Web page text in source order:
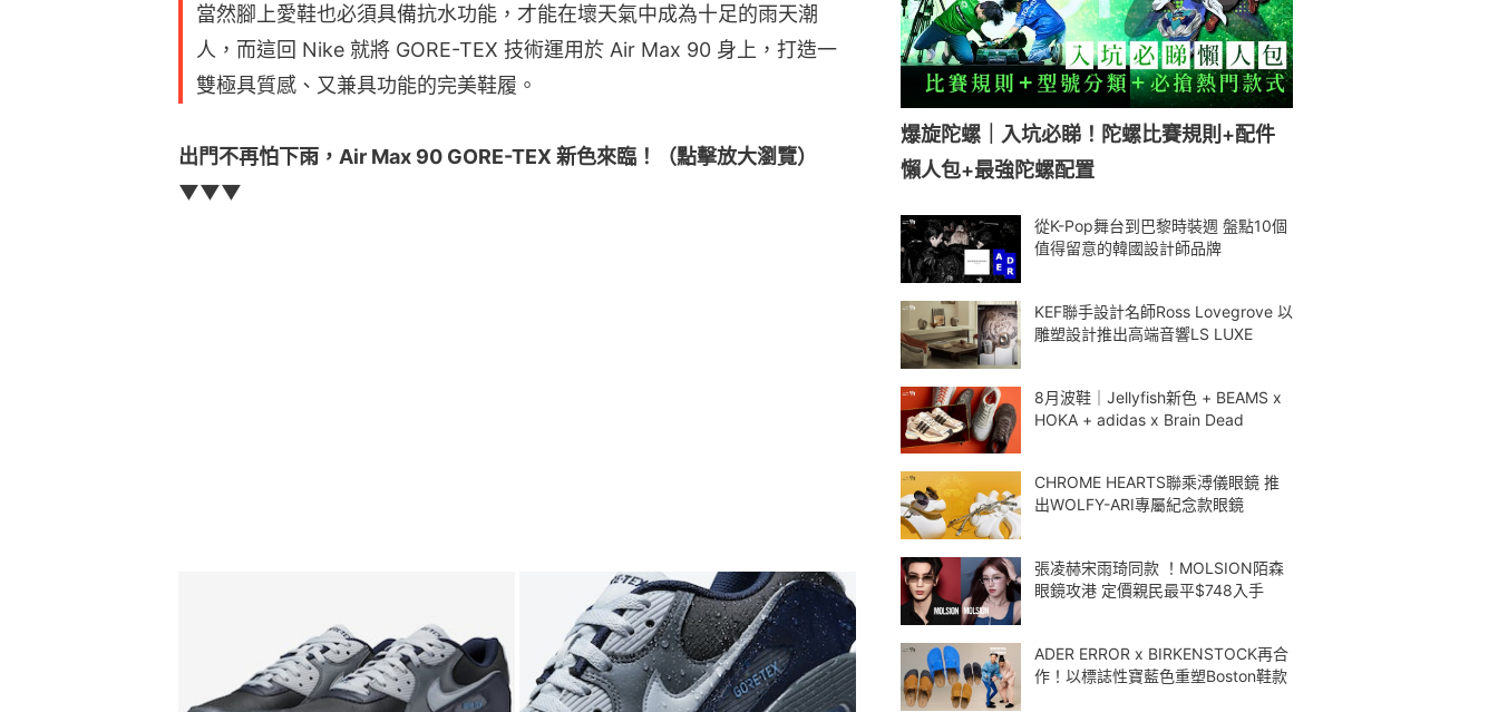
當然腳上愛鞋也必須具備抗水功能，才能在壞天氣中成為十足的雨天潮
人，而這回 Nike 就將 GORE-TEX 技術運用於 Air Max 90 身上，打造一
雙極具質感、又兼具功能的完美鞋履。
出門不再怕下雨，Air Max 90 GORE-TEX 新色來臨！（點擊放大瀏覽）
▼▼▼
爆旋陀螺｜入坑必睇！陀螺比賽規則+配件
懶人包+最強陀螺配置
從K-Pop舞台到巴黎時裝週 盤點10個
值得留意的韓國設計師品牌
KEF聯手設計名師Ross Lovegrove 以
雕塑設計推出高端音響LS LUXE
8月波鞋｜Jellyfish新色 + BEAMS x
HOKA + adidas x Brain Dead
CHROME HEARTS聯乘溥儀眼鏡 推
出WOLFY-ARI專屬紀念款眼鏡
張凌赫宋雨琦同款 ！MOLSION陌森
眼鏡攻港 定價親民最平$748入手
ADER ERROR x BIRKENSTOCK再合
作！以標誌性寶藍色重塑Boston鞋款